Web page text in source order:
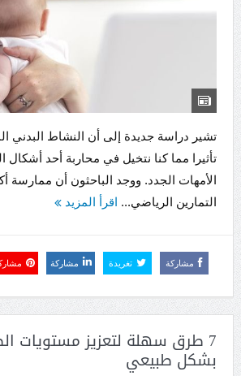
تشير دراسة جديدة إلى أن النشاط البدني
تأثيرا مما كنا نتخيل في محاربة أحد أشكال
الأمهات الجدد. ووجد الباحثون أن ممارسة
التمارين الرياضي... اقرأ المزيد
مشاركة تغريدة مشاركة
7 طرق سهلة لتعزيز مستويات
بشكل طبيعي